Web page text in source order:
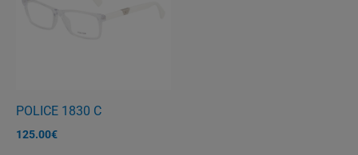
POLICE 1830 C
125.00€